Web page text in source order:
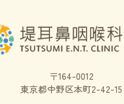
〒164-0012
東京都中野区本町2-42-15